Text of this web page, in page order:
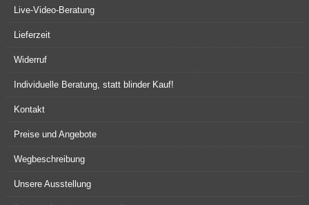
Live-Video-Beratung
Lieferzeit
Widerruf
Individuelle Beratung, statt blinder Kauf!
Kontakt
Preise und Angebote
Wegbeschreibung
Unsere Ausstellung